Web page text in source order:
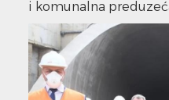
i komunalna